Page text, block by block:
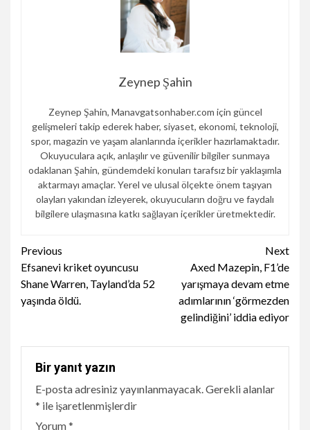
Zeynep Şahin
Zeynep Şahin, Manavgatsonhaber.com için güncel
gelişmeleri takip ederek haber, siyaset, ekonomi, teknoloji,
spor, magazin ve yaşam alanlarında içerikler hazırlamaktadır.
Okuyuculara açık, anlaşılır ve güvenilir bilgiler sunmaya
odaklanan Şahin, gündemdeki konuları tarafsız bir yaklaşımla
aktarmayı amaçlar. Yerel ve ulusal ölçekte önem taşıyan
olayları yakından izleyerek, okuyucuların doğru ve faydalı
bilgilere ulaşmasına katkı sağlayan içerikler üretmektedir.
Continue
Reading
Previous
Efsanevi kriket oyuncusu
Shane Warren, Tayland’da 52
yaşında öldü.
Next
Axed Mazepin, F1’de
yarışmaya devam etme
adımlarının ‘görmezden
gelindiğini’ iddia ediyor
Bir yanıt yazın
E-posta adresiniz yayınlanmayacak. Gerekli alanlar
* ile işaretlenmişlerdir
Yorum*